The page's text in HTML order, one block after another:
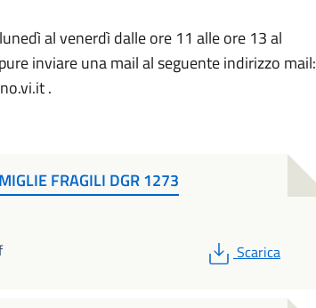
al venerdì dalle ore 11 alle ore 13 al
inviare una mail al seguente indirizzo mail:
.
FRAGILI DGR 1273
PDF
Scarica